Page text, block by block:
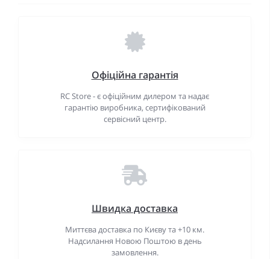
Офіційна гарантія
RC Store - є офіційним дилером та надає
гарантію виробника, сертифікований
сервісний центр.
Швидка доставка
Миттєва доставка по Києву та +10 км.
Надсилання Новою Поштою в день
замовлення.